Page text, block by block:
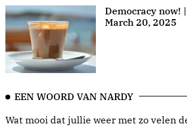
Democracy now!
March 20, 2025
EEN WOORD VAN NARDY
Wat mooi dat jullie weer met zo velen